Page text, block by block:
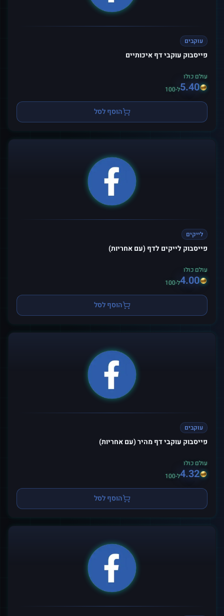
עוקבים
פייסבוק עוקבי דף איכותיים
עולם כולו
5.40ל-100
הוסף לסל
לייקים
פייסבוק לייקים לדף (עם אחריות)
עולם כולו
4.00ל-100
הוסף לסל
עוקבים
פייסבוק עוקבי דף מהיר (עם אחריות)
עולם כולו
4.32ל-100
הוסף לסל